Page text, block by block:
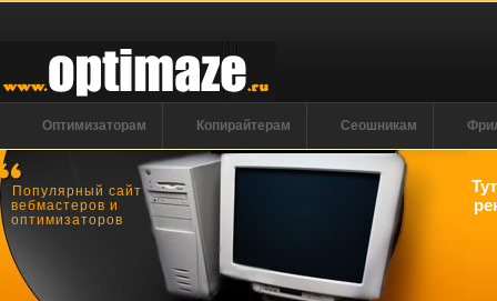
Оптимизаторам Копирайтерам Сеошникам
Популярный сайт
вебмастеров и
оптимизаторов